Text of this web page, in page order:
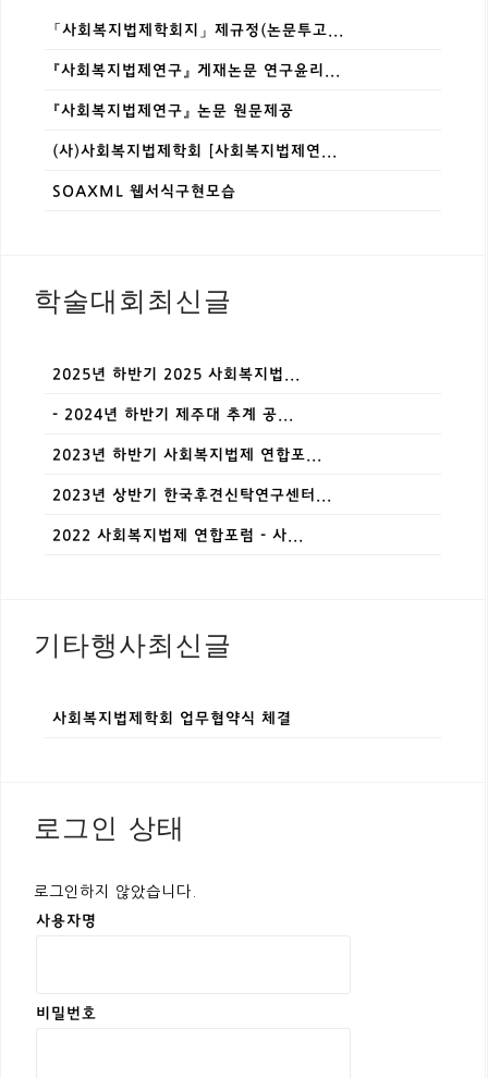
「사회복지법제학회지」 제규정(논문투고...
『사회복지법제연구』 게재논문 연구윤리...
『사회복지법제연구』 논문 원문제공
(사)사회복지법제학회 [사회복지법제연...
SOAXML 웹서식구현모습
학술대회최신글
2025년 하반기 2025 사회복지법...
- 2024년 하반기 제주대 추계 공...
2023년 하반기 사회복지법제 연합포...
2023년 상반기 한국후견신탁연구센터...
2022 사회복지법제 연합포럼 - 사...
기타행사최신글
사회복지법제학회 업무협약식 체결
로그인 상태
로그인하지 않았습니다.
사용자명
비밀번호